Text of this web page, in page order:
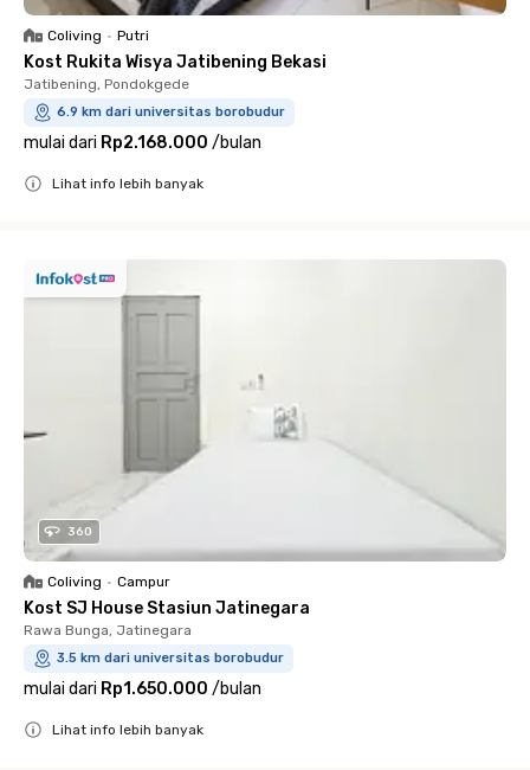
Coliving • Putri
Kost Rukita Wisya Jatibening Bekasi
Jatibening, Pondokgede
6.9 km dari universitas borobudur
mulai dari Rp2.168.000 /bulan
Lihat info lebih banyak
360
Coliving • Campur
Kost SJ House Stasiun Jatinegara
Rawa Bunga, Jatinegara
3.5 km dari universitas borobudur
mulai dari Rp1.650.000 /bulan
Lihat info lebih banyak